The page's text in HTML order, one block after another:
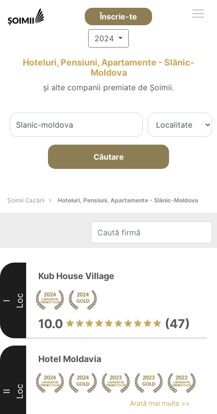
Înscrie-te
2024
Hoteluri, Pensiuni, Apartamente - Slănic-
Moldova
și alte companii premiate de Șoimii.
Căutare
Șoimii Cazării Hoteluri, Pensiuni, Apartamente - Slănic-Moldova
I Loc
Kub House Village
10.0 (47)
II Loc
Hotel Moldavia
Arată mai multe >>